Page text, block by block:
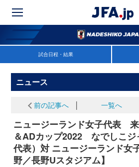
試合日程・結果
ニュース
前の記事へ 一覧へ
ニュージーランド女子代表
＆ADカップ2022 なでしこジ
代表）対 ニュージーランド女
野／長野Uスタジアム】